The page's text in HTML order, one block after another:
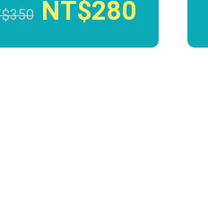
350 280